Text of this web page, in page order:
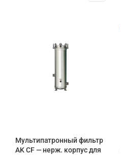
Мультипатронный фильтр
AK CF — нерж. корпус для